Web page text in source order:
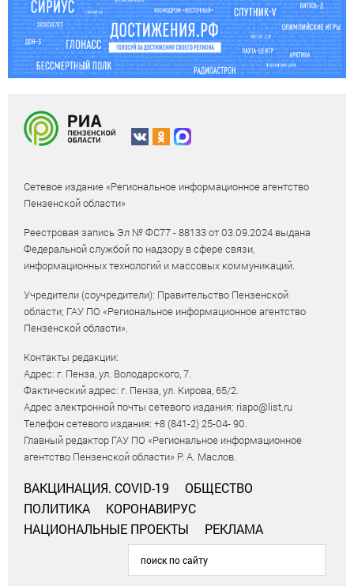
Сетевое издание «Региональное информационное агентство
Пензенской области»
Реестровая запись Эл № ФС77 - 88133 от 03.09.2024 выдана
Федеральной службой по надзору в сфере связи,
информационных технологий и массовых коммуникаций.
Учредители (соучредители): Правительство Пензенской
области; ГАУ ПО «Региональное информационное агентство
Пензенской области».
Контакты редакции:
Адрес: г. Пенза, ул. Володарского, 7.
Фактический адрес: г. Пенза, ул. Кирова, 65/2.
Адрес электронной почты сетевого издания: riapo@list.ru
Телефон сетевого издания: +8 (841-2) 25-04- 90.
Главный редактор ГАУ ПО «Региональное информационное
агентство Пензенской области» Р. А. Маслов.
ВАКЦИНАЦИЯ. COVID-19
ОБЩЕСТВО
ПОЛИТИКА
КОРОНАВИРУС
НАЦИОНАЛЬНЫЕ ПРОЕКТЫ
РЕКЛАМА